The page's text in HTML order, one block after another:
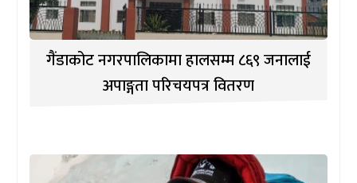
गैंडाकोट नगरपालिकामा हालसम्म ८६९ जनालाई
अपाङ्गता परिचयपत्र वितरण